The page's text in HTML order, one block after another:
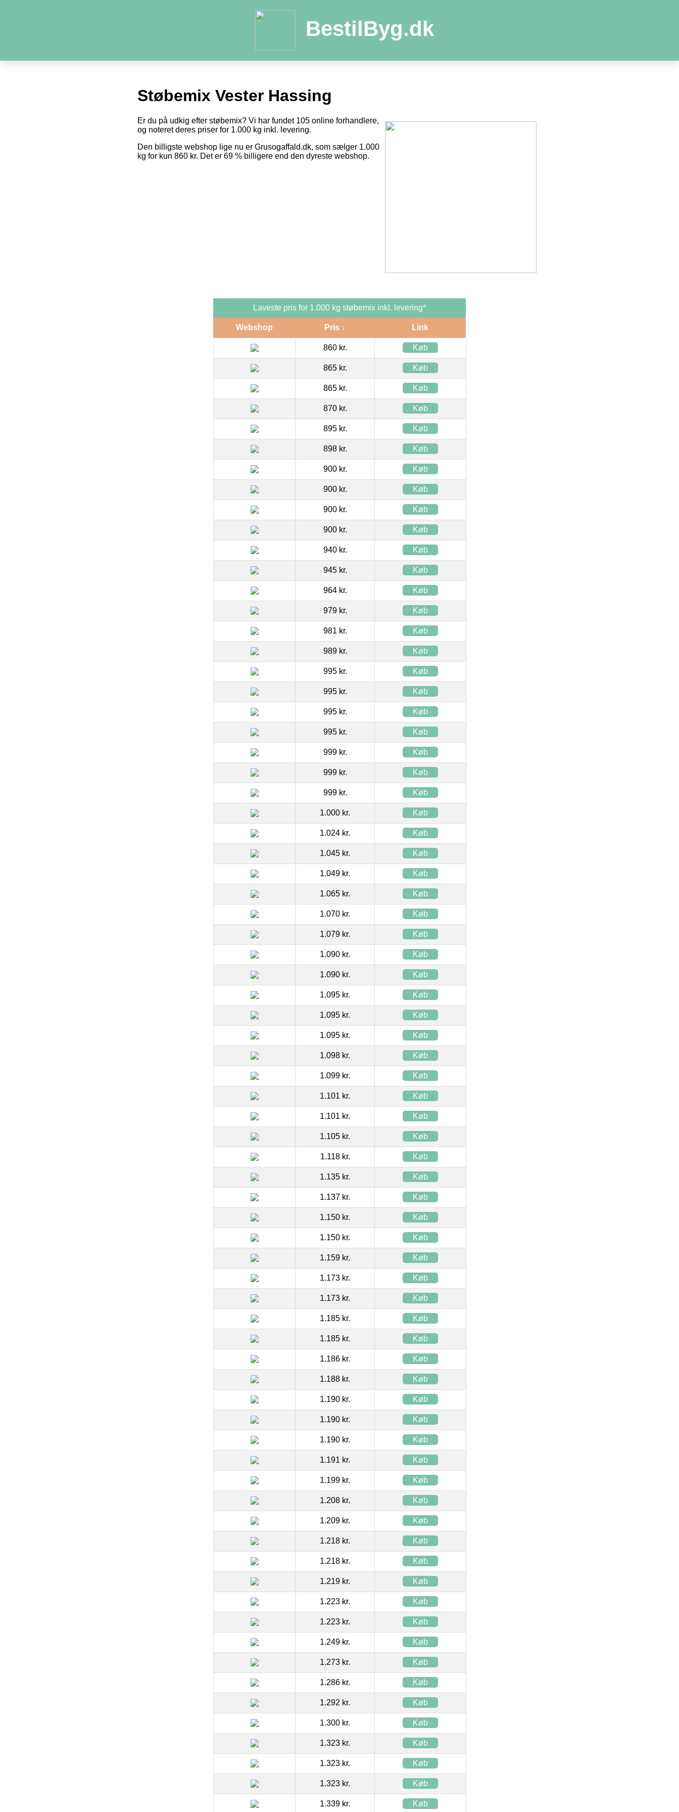
BestilByg.dk
Støbemix Vester Hassing
Er du på udkig efter støbemix? Vi har fundet 105 online forhandlere,
og noteret deres priser for 1.000 kg inkl. levering.
Den billigste webshop lige nu er Grusogaffald.dk, som sælger 1.000
kg for kun 860 kr. Det er 69 % billigere end den dyreste webshop.
Laveste pris for 1.000 kg støbemix inkl. levering*
Webshop Pris ↓ Link
860 kr. Køb
865 kr. Køb
865 kr. Køb
870 kr. Køb
895 kr. Køb
898 kr. Køb
900 kr. Køb
900 kr. Køb
900 kr. Køb
900 kr. Køb
940 kr. Køb
945 kr. Køb
964 kr. Køb
979 kr. Køb
981 kr. Køb
989 kr. Køb
995 kr. Køb
995 kr. Køb
995 kr. Køb
995 kr. Køb
999 kr. Køb
999 kr. Køb
999 kr. Køb
1.000 kr. Køb
1.024 kr. Køb
1.045 kr. Køb
1.049 kr. Køb
1.065 kr. Køb
1.070 kr. Køb
1.079 kr. Køb
1.090 kr. Køb
1.090 kr. Køb
1.095 kr. Køb
1.095 kr. Køb
1.095 kr. Køb
1.098 kr. Køb
1.099 kr. Køb
1.101 kr. Køb
1.101 kr. Køb
1.105 kr. Køb
1.118 kr. Køb
1.135 kr. Køb
1.137 kr. Køb
1.150 kr. Køb
1.150 kr. Køb
1.159 kr. Køb
1.173 kr. Køb
1.173 kr. Køb
1.185 kr. Køb
1.185 kr. Køb
1.186 kr. Køb
1.188 kr. Køb
1.190 kr. Køb
1.190 kr. Køb
1.190 kr. Køb
1.191 kr. Køb
1.199 kr. Køb
1.208 kr. Køb
1.209 kr. Køb
1.218 kr. Køb
1.218 kr. Køb
1.219 kr. Køb
1.223 kr. Køb
1.223 kr. Køb
1.249 kr. Køb
1.273 kr. Køb
1.286 kr. Køb
1.292 kr. Køb
1.300 kr. Køb
1.323 kr. Køb
1.323 kr. Køb
1.323 kr. Køb
1.339 kr. Køb